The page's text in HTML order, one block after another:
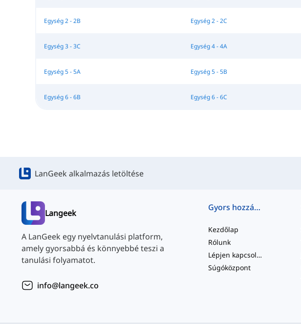
Egység 2 - 2B Egység 2 - 2C
Egység 3 - 3C Egység 4 - 4A
Egység 5 - 5A Egység 5 - 5B
Egység 6 - 6B Egység 6 - 6C
LanGeek alkalmazás letöltése
Langeek
A LanGeek egy nyelvtanulási platform,
amely gyorsabbá és könnyebbé teszi a
tanulási folyamatot.
info@langeek.co
Gyors hozzáférés
Kezdőlap
Rólunk
Lépjen kapcsolatba velünk
Súgóközpont